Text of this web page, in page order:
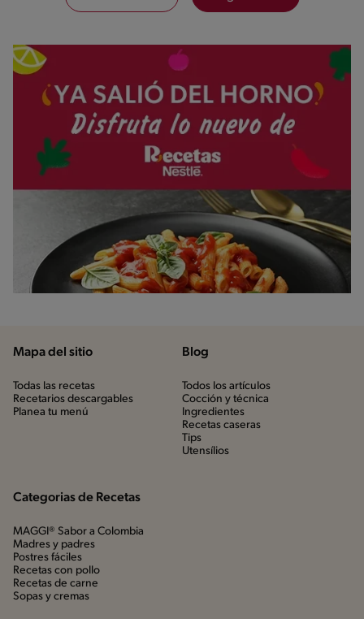
Mapa del sitio
Todas las recetas
Recetarios descargables
Planea tu menú
Blog
Todos los artículos
Cocción y técnica
Ingredientes
Recetas caseras
Tips
Utensílios
Categorias de Recetas
MAGGI® Sabor a Colombia
Madres y padres
Postres fáciles
Recetas con pollo
Recetas de carne
Sopas y cremas